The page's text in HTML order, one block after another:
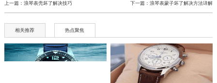
上一篇： 浪琴表壳坏了解决技巧 下一篇：浪琴表蒙子坏了解决方法详解
相关推荐 热点聚焦